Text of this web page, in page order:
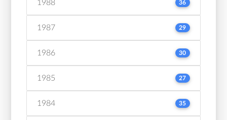
1988 36
1987 29
1986 30
1985 27
1984 35